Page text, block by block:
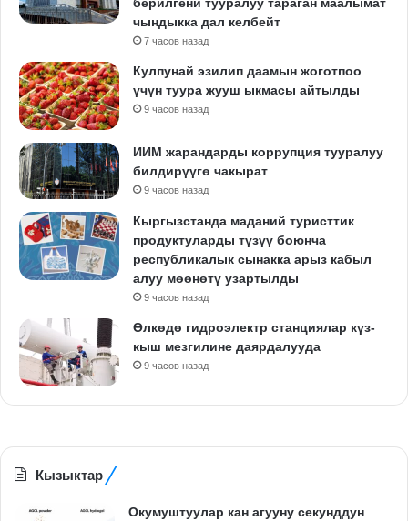
берилгени тууралуу тараган маалымат
чындыкка дал келбейт
7 часов назад
Кулпунай эзилип даамын жоготпоо
үчүн туура жууш ыкмасы айтылды
9 часов назад
ИИМ жарандарды коррупция тууралуу
билдирүүгө чакырат
9 часов назад
Кыргызстанда маданий туристтик
продуктуларды түзүү боюнча
республикалык сынакка арыз кабыл
алуу мөөнөтү узартылды
9 часов назад
Өлкөдө гидроэлектр станциялар күз-
кыш мезгилине даярдалууда
9 часов назад
Кызыктар
Окумуштуулар кан агууну секунддун